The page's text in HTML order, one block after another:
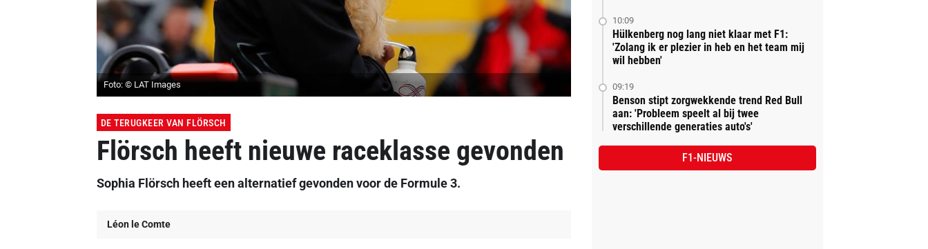
Foto: © LAT Images
DE TERUGKEER VAN FLÖRSCH
Flörsch heeft nieuwe raceklasse gevonden
Sophia Flörsch heeft een alternatief gevonden voor de Formule 3.
Léon le Comte
10:09
Hülkenberg nog lang niet klaar met F1:
'Zolang ik er plezier in heb en het team mij
wil hebben'
09:19
Benson stipt zorgwekkende trend Red Bull
aan: 'Probleem speelt al bij twee
verschillende generaties auto's'
F1-NIEUWS